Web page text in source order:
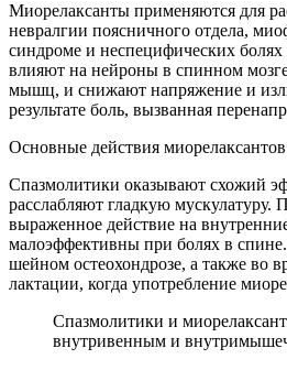
Миорелаксанты применяются для
невралгии поясничного отдела,
синдроме и неспецифических
влияют на нейроны в спинном
мышц, и снижают напряжение и
результате боль, вызванная
Основные действия миорелаксантов
Спазмолитики оказывают схожий
расслабляют гладкую мускулатуру.
выраженное действие на
малоэффективны при болях в
шейном остеохондрозе, а также во
лактации, когда употребление
Спазмолитики и
внутривенным и